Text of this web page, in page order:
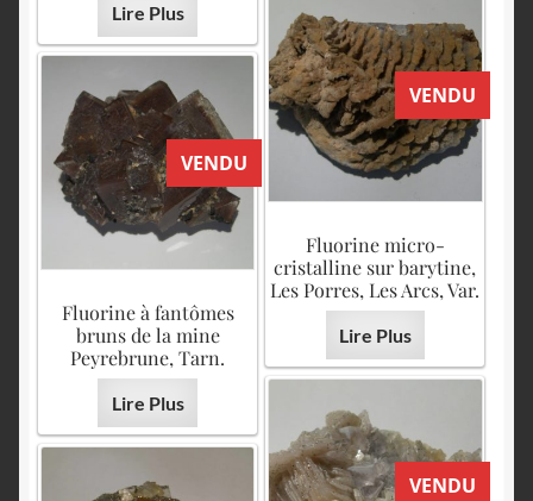
Lire Plus
VENDU
Fluorine micro-
cristalline sur barytine,
Les Porres, Les Arcs, Var.
Lire Plus
VENDU
Fluorine à fantômes
bruns de la mine
Peyrebrune, Tarn.
Lire Plus
VENDU